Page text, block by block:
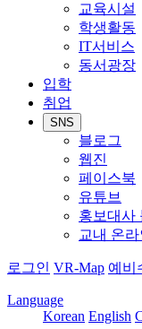
교육시설
학생활동
IT서비스
동서광장
입학
취업
SNS
블로그
웹진
페이스북
유튜브
홍보대사
교내 온
로그인 VR-Map 예비
Language
Korean English